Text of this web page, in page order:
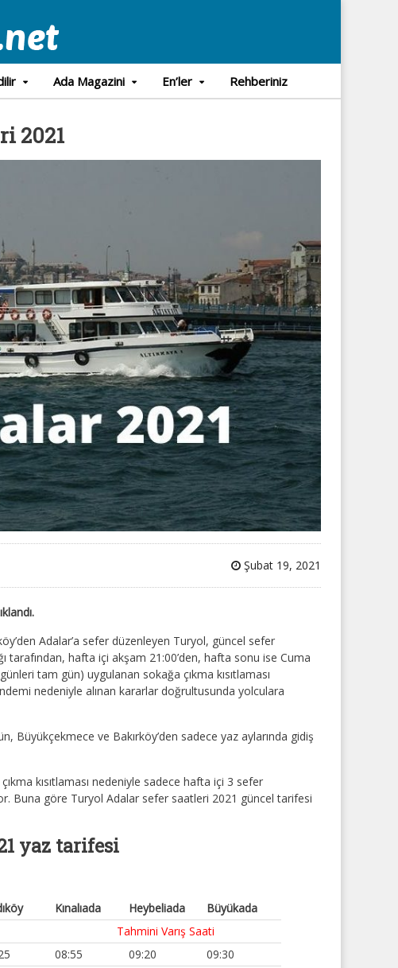
Ada Magazini En’ler Rehberiniz
2021
Şubat 19, 2021
Adalar’a sefer düzenleyen Turyol, güncel sefer
tarafından, hafta içi akşam 21:00’den, hafta sonu ise Cuma
tam gün) uygulanan sokağa çıkma kısıtlaması
nedeniyle alınan kararlar doğrultusunda yolculara
Büyükçekmece ve Bakırköy’den sadece yaz aylarında gidiş
kısıtlaması nedeniyle sadece hafta içi 3 sefer
Buna göre Turyol Adalar sefer saatleri 2021 güncel tarifesi
yaz tarifesi
Kınalıada Heybeliada
Büyükada
Tahmini Varış Saati
08:55 09:20
09:30